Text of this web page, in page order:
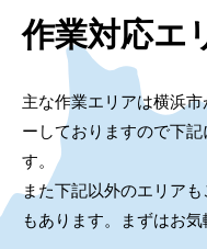
作業対応エ
主な作業エリアは横浜
ーしておりますので下
す。
また下記以外のエリア
もあります。まずはお気